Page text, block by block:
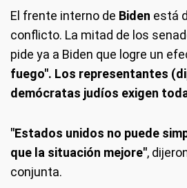
El frente interno de Biden está
conflicto. La mitad de los
pide ya a Biden que logre un
fuego". Los representantes
demócratas judíos exigen
"Estados unidos no puede
que la situación mejore",
conjunta.